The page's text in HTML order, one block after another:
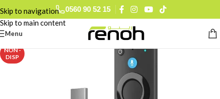
Skip to navigation
Skip to main content
0560 90 52 15
Menu
NON -
DISP